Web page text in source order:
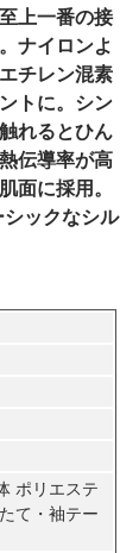
上一番の接
ナイロンよ
チレン混素
トに。シン
れるとひん
伝導率が高
面に採用。
ックなシル
ポリエステ
て・袖テー